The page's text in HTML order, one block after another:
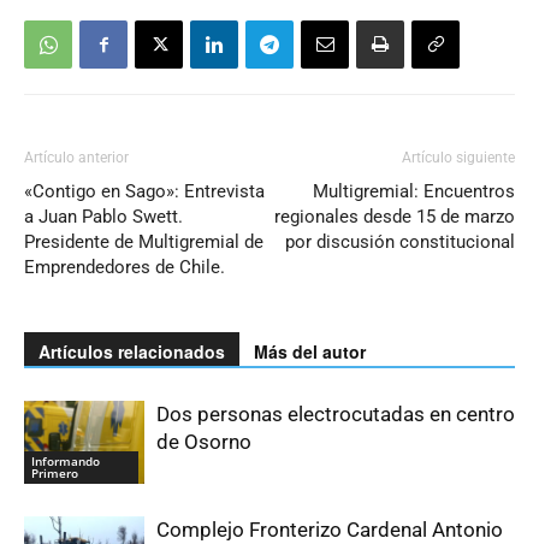
Artículo anterior
«Contigo en Sago»: Entrevista
a Juan Pablo Swett.
Presidente de Multigremial de
Emprendedores de Chile.
Artículo siguiente
Multigremial: Encuentros
regionales desde 15 de marzo
por discusión constitucional
Artículos relacionados Más del autor
Informando
Primero
Dos personas electrocutadas en centro
de Osorno
Complejo Fronterizo Cardenal Antonio